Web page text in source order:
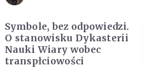
Symbole, bez odpowiedzi.
O stanowisku Dykasterii
Nauki Wiary wobec
transpłciowości